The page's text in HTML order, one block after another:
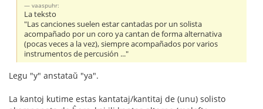
vaaspuhr:
La teksto
"Las canciones suelen estar cantadas por un solista
acompañado por un coro ya cantan de forma alternativa
(pocas veces a la vez), siempre acompañados por varios
instrumentos de percusión ..."
Legu "y" anstataŭ "ya".
La kantoj kutime estas kantataj/kantitaj de (unu) solisto